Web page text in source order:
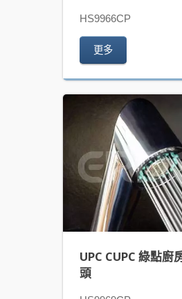
HS9966CP
更多
UPC CUPC 綠點廚
頭